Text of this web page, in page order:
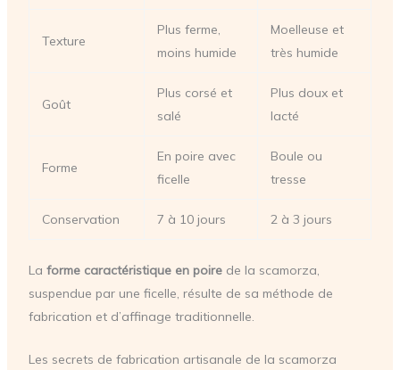
Texture
Plus ferme,
moins humide
Moelleuse et
très humide
Goût
Plus corsé et
salé
Plus doux et
lacté
Forme
En poire avec
ficelle
Boule ou
tresse
Conservation 7 à 10 jours 2 à 3 jours
La forme caractéristique en poirede la scamorza,
suspendue par une ficelle, résulte de sa méthode de
fabrication et d’affinage traditionnelle.
Les secrets de fabrication artisanale de la scamorza